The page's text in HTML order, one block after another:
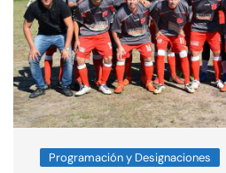
Programación y Designaciones